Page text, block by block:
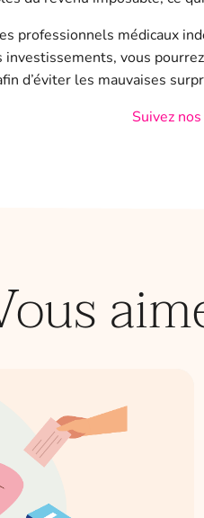
professionnels médicaux
vous
d’éviter les mauvaises
Suivez nos